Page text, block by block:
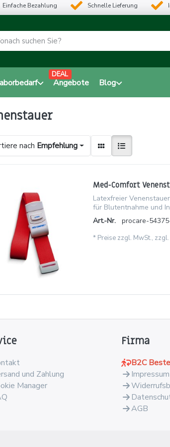
Einfache Bezahlung Schnelle Lieferung
Angebote
DEAL
Blog
nach Empfehlung
Med-Comfort
Latexfreier
für Blutentnahme und
Art.-Nr.
procare-
* Preise zzgl. MwSt., zzgl.
und Zahlung
Manager
Firma
B2C
Impressum
AGB